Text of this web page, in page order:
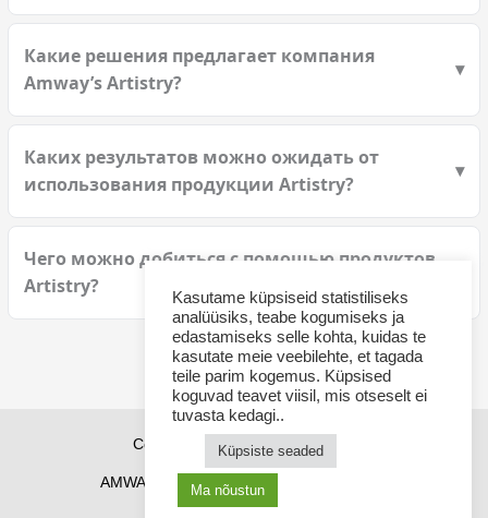
Какие решения предлагает компания
Amway’s Artistry?
Каких результатов можно ожидать от
использования продукции Artistry?
Чего можно добиться с помощью продуктов
Artistry?
Copyright © 2026 Sponsor21.ee
AMWAY Эстония
Как купить AMWAY
Kasutame küpsiseid statistiliseks
analüüsiks, teabe kogumiseks ja
edastamiseks selle kohta, kuidas te
kasutate meie veebilehte, et tagada
teile parim kogemus. Küpsised
koguvad teavet viisil, mis otseselt ei
tuvasta kedagi..
Küpsiste seaded
Ma nõustun